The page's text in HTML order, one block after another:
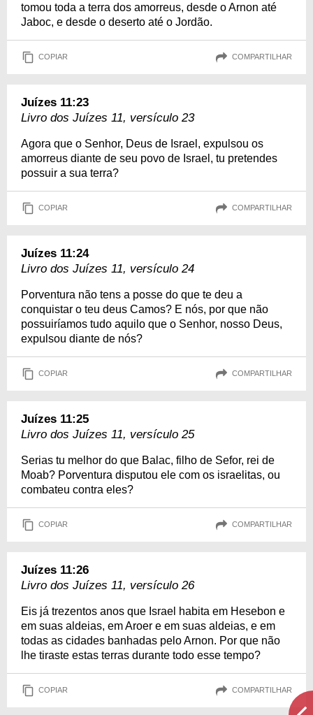
tomou toda a terra dos amorreus, desde o Arnon até
Jaboc, e desde o deserto até o Jordão.
COPIAR COMPARTILHAR
Juízes 11:23
Livro dos Juízes 11, versículo 23
Agora que o Senhor, Deus de Israel, expulsou os
amorreus diante de seu povo de Israel, tu pretendes
possuir a sua terra?
COPIAR COMPARTILHAR
Juízes 11:24
Livro dos Juízes 11, versículo 24
Porventura não tens a posse do que te deu a
conquistar o teu deus Camos? E nós, por que não
possuiríamos tudo aquilo que o Senhor, nosso Deus,
expulsou diante de nós?
COPIAR COMPARTILHAR
Juízes 11:25
Livro dos Juízes 11, versículo 25
Serias tu melhor do que Balac, filho de Sefor, rei de
Moab? Porventura disputou ele com os israelitas, ou
combateu contra eles?
COPIAR COMPARTILHAR
Juízes 11:26
Livro dos Juízes 11, versículo 26
Eis já trezentos anos que Israel habita em Hesebon e
em suas aldeias, em Aroer e em suas aldeias, e em
todas as cidades banhadas pelo Arnon. Por que não
lhe tiraste estas terras durante todo esse tempo?
COPIAR COMPARTILHAR